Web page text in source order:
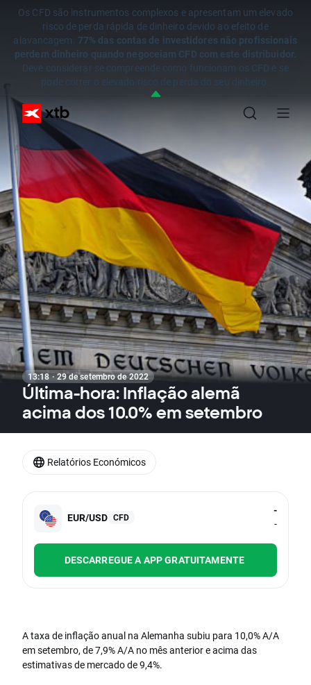
Os CFD são instrumentos complexos e apresentam um elevado
risco de perda rápida de dinheiro devido ao efeito de
alavancagem. 77% das contas de investidores não profissionais
perdem dinheiro quando negoceiam CFD com este distribuidor.
Deve considerar se compreende como funcionam os CFD e se
pode correr o elevado risco de perda do seu dinheiro.
13:18 · 29 de setembro de 2022
Última-hora: Inflação alemã
acima dos 10.0% em setembro
EUR/USD CFD
-
-
DESCARREGUE A APP GRATUITAMENTE
A taxa de inflação anual na Alemanha subiu para 10,0% A/A
em setembro, de 7,9% A/A no mês anterior e acima das
estimativas de mercado de 9,4%.
Relatórios Económicos